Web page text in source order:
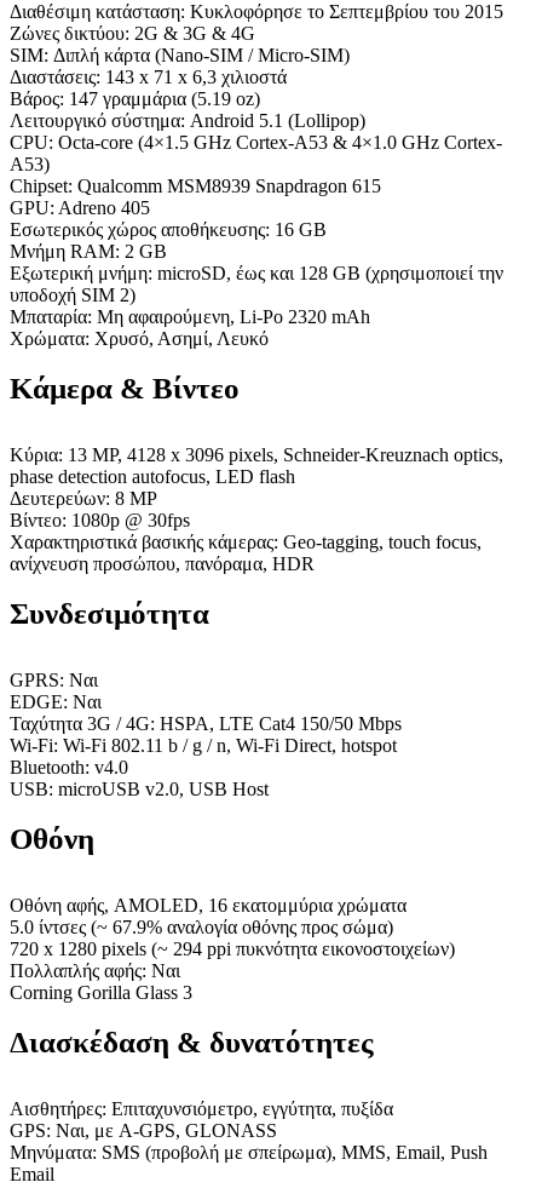
Διαθέσιμη κατάσταση: Κυκλοφόρησε το Σεπτεμβρίου του 2015
Ζώνες δικτύου: 2G & 3G & 4G
SIM: Διπλή κάρτα (Nano-SIM / Micro-SIM)
Διαστάσεις: 143 x 71 x 6,3 χιλιοστά
Βάρος: 147 γραμμάρια (5.19 oz)
Λειτουργικό σύστημα: Android 5.1 (Lollipop)
CPU: Octa-core (4×1.5 GHz Cortex-A53 & 4×1.0 GHz Cortex-
A53)
Chipset: Qualcomm MSM8939 Snapdragon 615
GPU: Adreno 405
Εσωτερικός χώρος αποθήκευσης: 16 GB
Μνήμη RAM: 2 GB
Εξωτερική μνήμη: microSD, έως και 128 GB (χρησιμοποιεί την
υποδοχή SIM 2)
Μπαταρία: Μη αφαιρούμενη, Li-Po 2320 mAh
Χρώματα: Χρυσό, Ασημί, Λευκό
Κάμερα & Βίντεο
Κύρια: 13 MP, 4128 x 3096 pixels, Schneider-Kreuznach optics,
phase detection autofocus, LED flash
Δευτερεύων: 8 MP
Βίντεο: 1080p @ 30fps
Χαρακτηριστικά βασικής κάμερας: Geo-tagging, touch focus,
ανίχνευση προσώπου, πανόραμα, HDR
Συνδεσιμότητα
GPRS: Ναι
EDGE: Ναι
Ταχύτητα 3G / 4G: HSPA, LTE Cat4 150/50 Mbps
Wi-Fi: Wi-Fi 802.11 b / g / n, Wi-Fi Direct, hotspot
Bluetooth: v4.0
USB: microUSB v2.0, USB Host
Οθόνη
Οθόνη αφής, AMOLED, 16 εκατομμύρια χρώματα
5.0 ίντσες (~ 67.9% αναλογία οθόνης προς σώμα)
720 x 1280 pixels (~ 294 ppi πυκνότητα εικονοστοιχείων)
Πολλαπλής αφής: Ναι
Corning Gorilla Glass 3
Διασκέδαση & δυνατότητες
Αισθητήρες: Επιταχυνσιόμετρο, εγγύτητα, πυξίδα
GPS: Ναι, με A-GPS, GLONASS
Μηνύματα: SMS (προβολή με σπείρωμα), MMS, Email, Push
Email